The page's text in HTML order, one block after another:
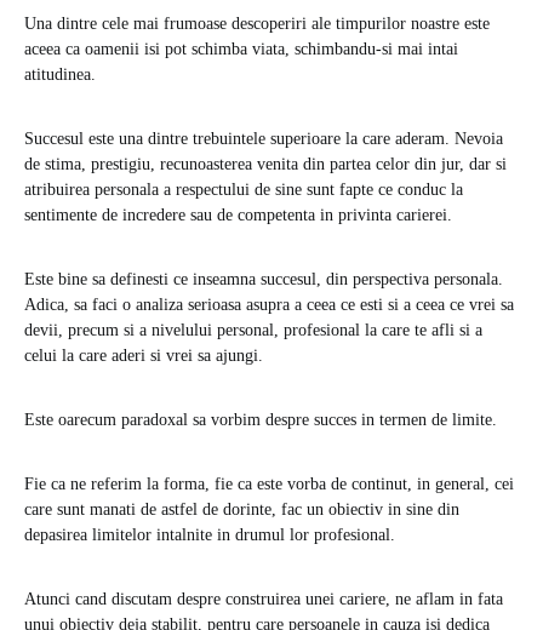
Una dintre cele mai frumoase descoperiri ale timpurilor noastre este
aceea ca oamenii isi pot schimba viata, schimbandu-si mai intai
atitudinea.
Succesul este una dintre trebuintele superioare la care aderam. Nevoia
de stima, prestigiu, recunoasterea venita din partea celor din jur, dar si
atribuirea personala a respectului de sine sunt fapte ce conduc la
sentimente de incredere sau de competenta in privinta carierei.
Este bine sa definesti ce inseamna succesul, din perspectiva personala.
Adica, sa faci o analiza serioasa asupra a ceea ce esti si a ceea ce vrei sa
devii, precum si a nivelului personal, profesional la care te afli si a
celui la care aderi si vrei sa ajungi.
Este oarecum paradoxal sa vorbim despre succes in termen de limite.
Fie ca ne referim la forma, fie ca este vorba de continut, in general, cei
care sunt manati de astfel de dorinte, fac un obiectiv in sine din
depasirea limitelor intalnite in drumul lor profesional.
Atunci cand discutam despre construirea unei cariere, ne aflam in fata
unui obiectiv deja stabilit, pentru care persoanele in cauza isi dedica